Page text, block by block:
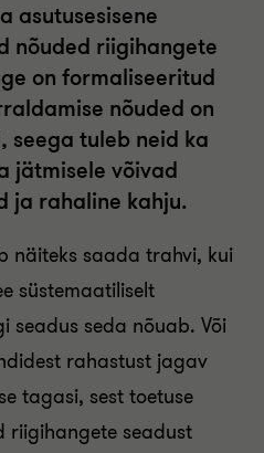
asutusesisene
nõuded riigihangete
on formaliseeritud
nõuded on
seega tuleb neid ka
jätmisele võivad
ja rahaline kahju.
näiteks saada trahvi, kui
süstemaatiliselt
seadus seda nõuab. Või
rahastust jagav
tagasi, sest toetuse
riigihangete seadust